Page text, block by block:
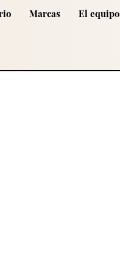
Marcas El equipo